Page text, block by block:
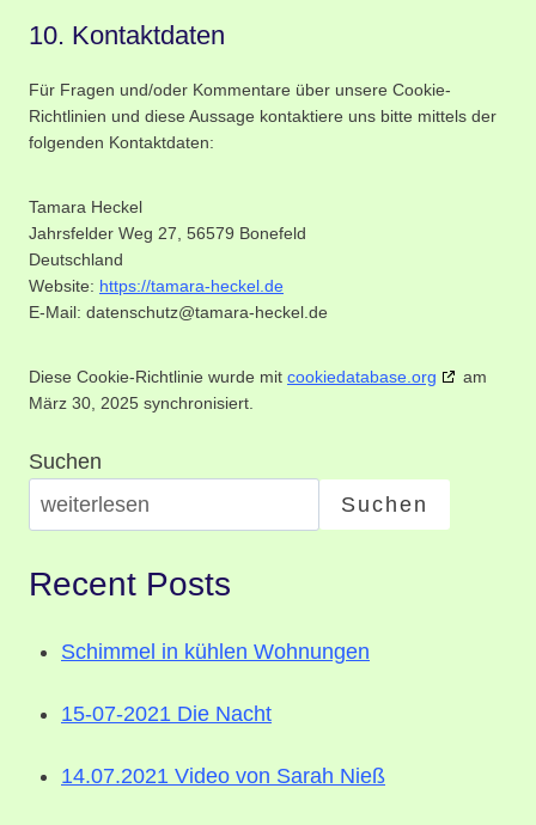
10. Kontaktdaten
Für Fragen und/oder Kommentare über unsere Cookie-
Richtlinien und diese Aussage kontaktiere uns bitte mittels der
folgenden Kontaktdaten:
Tamara Heckel
Jahrsfelder Weg 27, 56579 Bonefeld
Deutschland
Website: https://tamara-heckel.de
E-Mail: datenschutz@tamara-heckel.de
Diese Cookie-Richtlinie wurde mit cookiedatabase.org
am
März 30, 2025 synchronisiert.
Suchen
Suchen
Recent Posts
Schimmel in kühlen Wohnungen
15-07-2021 Die Nacht
14.07.2021 Video von Sarah Nieß